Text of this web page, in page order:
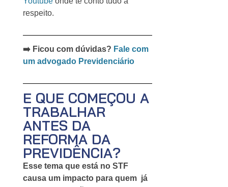
respeito.
➡️ Ficou com dúvidas? Fale com
um advogado Previdenciário
E QUE COMEÇOU A
TRABALHAR
ANTES DA
REFORMA DA
PREVIDÊNCIA?
Esse tema que está no STF
causa um impacto para quem já